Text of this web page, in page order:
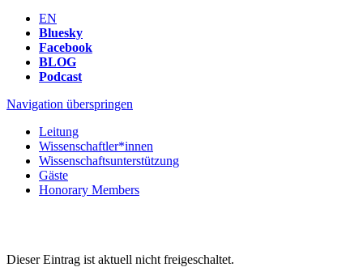
EN
Bluesky
Facebook
BLOG
Podcast
Navigation überspringen
Leitung
Wissenschaftler*innen
Wissenschaftsunterstützung
Gäste
Honorary Members
Dieser Eintrag ist aktuell nicht freigeschaltet.